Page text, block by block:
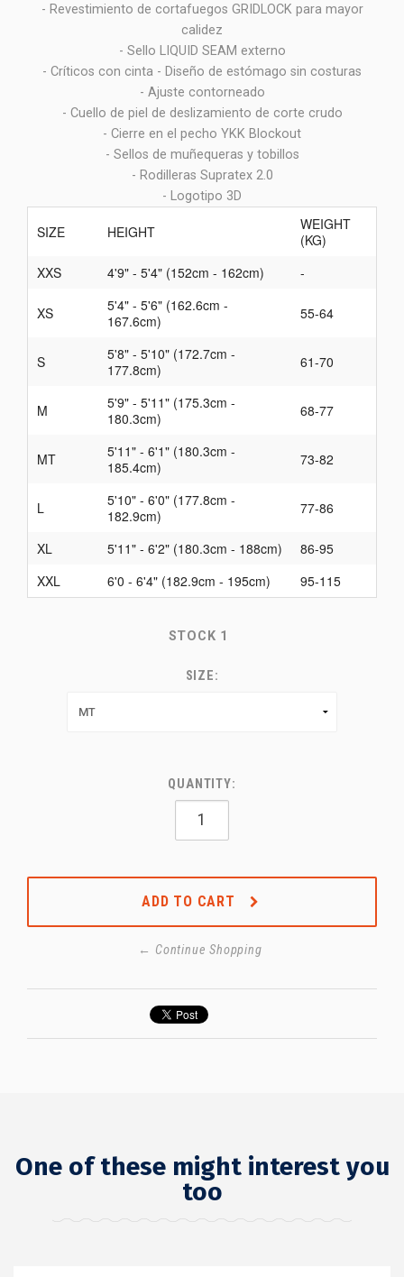
- Revestimiento de cortafuegos GRIDLOCK para mayor
calidez
- Sello LIQUID SEAM externo
- Críticos con cinta - Diseño de estómago sin costuras
- Ajuste contorneado
- Cuello de piel de deslizamiento de corte crudo
- Cierre en el pecho YKK Blockout
- Sellos de muñequeras y tobillos
- Rodilleras Supratex 2.0
- Logotipo 3D
SIZE HEIGHT
WEIGHT
(KG)
XXS
4'9" - 5'4" (152cm - 162cm) -
XS
5'4" - 5'6" (162.6cm -
167.6cm)
55-64
S
5'8" - 5'10" (172.7cm -
177.8cm)
61-70
M
5'9" - 5'11" (175.3cm -
180.3cm)
68-77
MT
5'11" - 6'1" (180.3cm -
185.4cm)
73-82
L
5'10" - 6'0" (177.8cm -
182.9cm)
77-86
XL 5'11" - 6'2" (180.3cm - 188cm)
86-95
XXL
6'0 - 6'4" (182.9cm - 195cm) 95-115
STOCK 1
SIZE:
QUANTITY:
ADD TO CART
← Continue Shopping
One of these might interest you
too